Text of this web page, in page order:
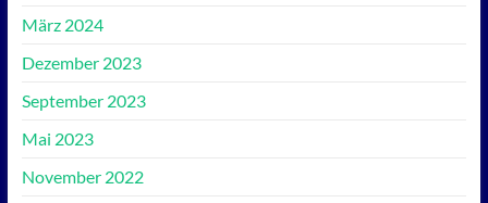
März 2024
Dezember 2023
September 2023
Mai 2023
November 2022